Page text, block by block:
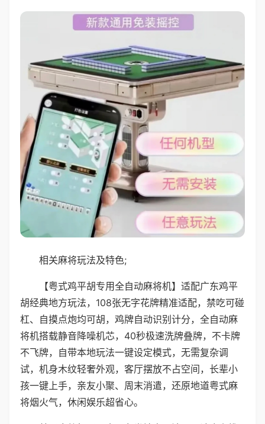
相关麻将玩法及特色;
【粤式鸡平胡专用全自动麻将机】适配广东鸡平
胡经典地方玩法，108张无字花牌精准适配，禁吃可碰
杠、自摸点炮均可胡，鸡牌自动识别计分，全自动麻
将机搭载静音降噪机芯，40秒极速洗牌叠牌，不卡牌
不飞牌，自带本地玩法一键设定模式，无需复杂调
试，机身木纹轻奢外观，客厅摆放不占空间，长辈小
孩一键上手，亲友小聚、周末消遣，还原地道粤式麻
将烟火气，休闲娱乐超省心。